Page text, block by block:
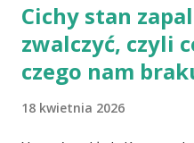
Cichy stan
zwalczyć, czyli
czego nam
18 kwietnia 2026